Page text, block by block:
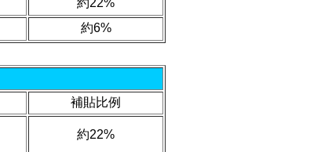
約6%
補貼比例
約22%